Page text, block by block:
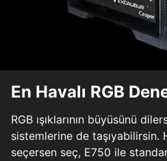
En Havalı RGB
RGB ışıklarının büyüsünü
sistemlerine de taşıyabilirsin.
seçersen seç, E750 ile